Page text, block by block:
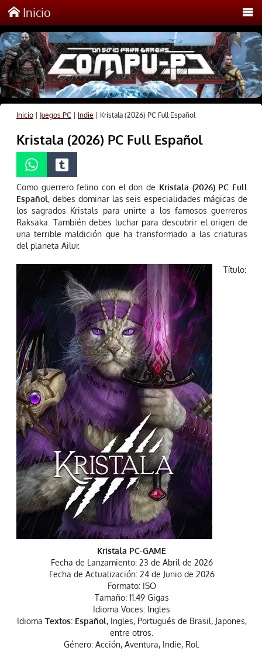
Inicio
Inicio| Juegos PC Indie Kristala (2026) PC Full Español
Kristala (2026) PC Full Español
Como guerrero felino con el don de Kristala (2026) PC Full
Español, debes dominar las seis especialidades mágicas de
los sagrados Kristals para unirte a los famosos guerreros
Raksaka. También debes luchar para descubrir el origen de
una terrible maldición que ha transformado a las criaturas
del planeta Ailur.
Título:
Kristala PC-GAME
Fecha de Lanzamiento: 23 de Abril de 2026
Fecha de Actualización: 24 de Junio de 2026
Formato: ISO
Tamaño: 11.49 Gigas
Idioma Voces: Ingles
Idioma Textos: Español, Ingles, Portugués de Brasil, Japones,
entre otros.
Género: Acción, Aventura, Indie, Rol.